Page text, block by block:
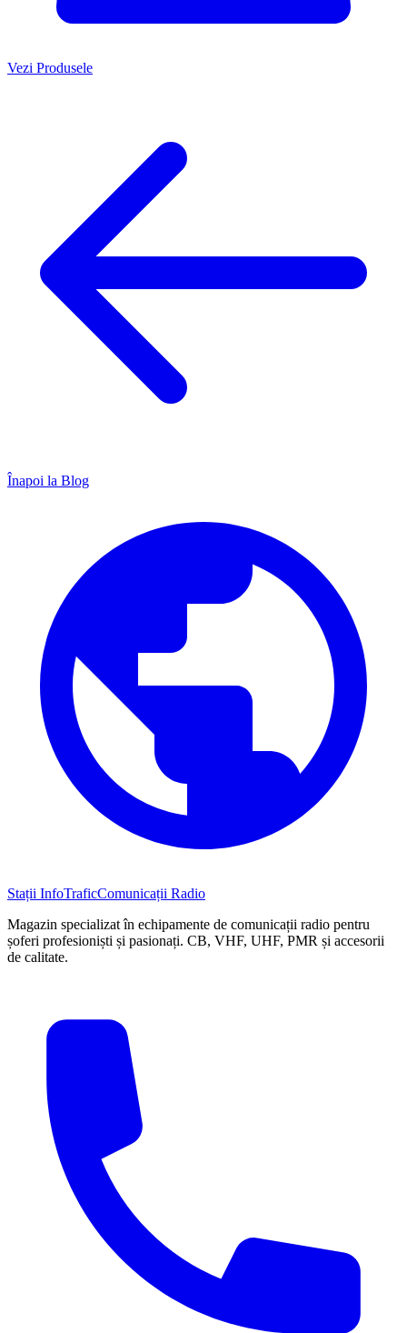
Vezi Produsele
Înapoi la Blog
Stații InfoTraficComunicații Radio
Magazin specializat în echipamente de comunicații radio pentru
șoferi profesioniști și pasionați. CB, VHF, UHF, PMR și accesorii
de calitate.